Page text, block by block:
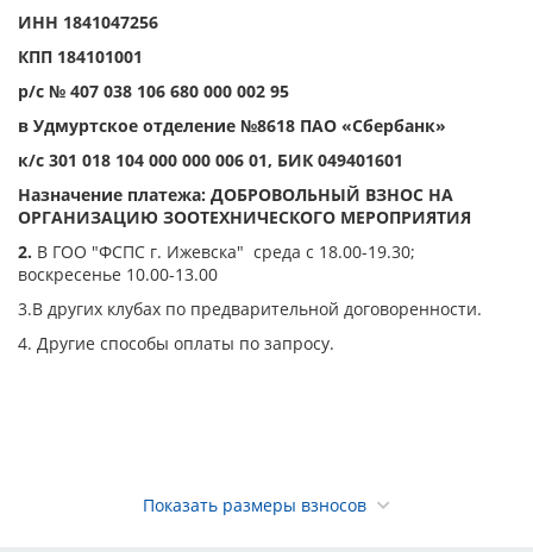
ИНН 1841047256
КПП 184101001
р/с № 407 038 106 680 000 002 95
в Удмуртское отделение №8618 ПАО «Сбербанк»
к/с 301 018 104 000 000 006 01, БИК 049401601
Назначение платежа: ДОБРОВОЛЬНЫЙ ВЗНОС НА
ОРГАНИЗАЦИЮ ЗООТЕХНИЧЕСКОГО МЕРОПРИЯТИЯ
2. В ГОО "ФСПС г. Ижевска" среда с 18.00-19.30;
воскресенье 10.00-13.00
3.В других клубах по предварительной договоренности.
4. Другие способы оплаты по запросу.
Показать размеры взносов